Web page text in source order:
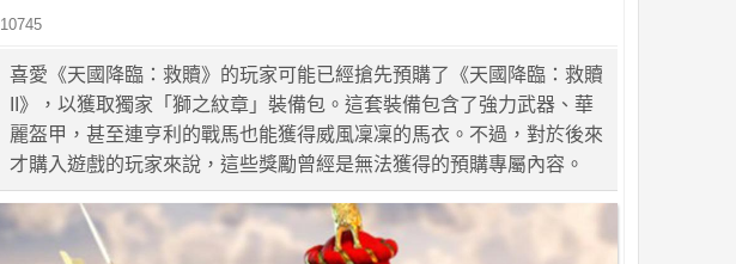
10745
喜愛《天國降臨：救贖》的玩家可能已經搶先預購了《天國降臨：救贖
II》，以獲取獨家「獅之紋章」裝備包。這套裝備包含了強力武器、華
麗盔甲，甚至連亨利的戰馬也能獲得威風凜凜的馬衣。不過，對於後來
才購入遊戲的玩家來說，這些獎勵曾經是無法獲得的預購專屬內容。